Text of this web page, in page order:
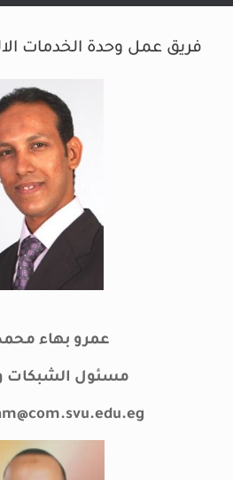
فريق عمل وحدة الخدمات
عمرو بهاء
مسئول الشبكات